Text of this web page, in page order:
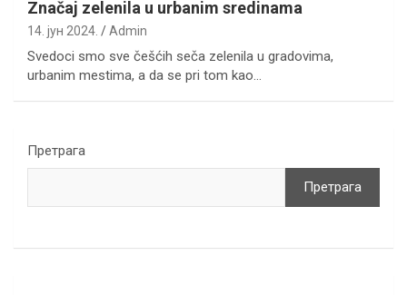
Značaj zelenila u urbanim sredinama
14. јун 2024. Admin
Svedoci smo sve češćih seča zelenila u gradovima,
urbanim mestima, a da se pri tom kao…
Претрага
Претрага